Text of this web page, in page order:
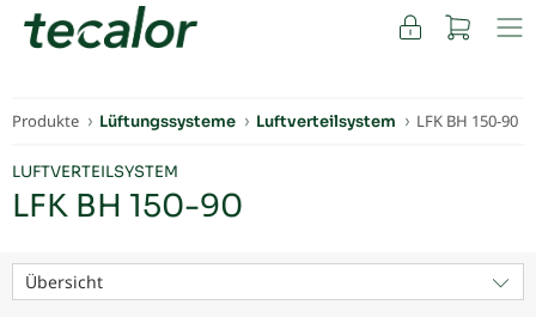
FACHKUNDEN
Produkte Lüftungssysteme Luftverteilsystem LFK BH 150-90
LUFTVERTEILSYSTEM
LFK BH 150-90
Übersicht